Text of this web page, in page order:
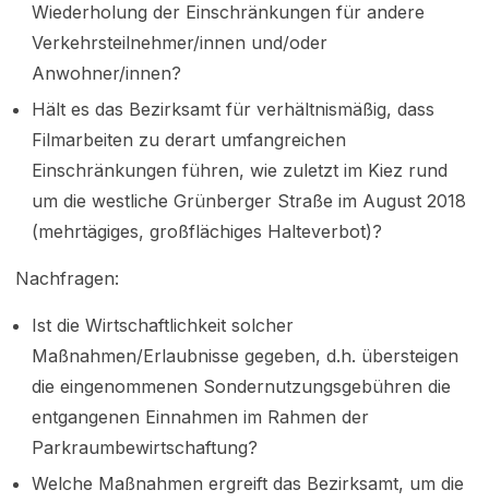
Wiederholung der Einschränkungen für andere
Verkehrsteilnehmer/innen und/oder
Anwohner/innen?
Hält es das Bezirksamt für verhältnismäßig, dass
Filmarbeiten zu derart umfangreichen
Einschränkungen führen, wie zuletzt im Kiez rund
um die westliche Grünberger Straße im August 2018
(mehrtägiges, großflächiges Halteverbot)?
Nachfragen:
Ist die Wirtschaftlichkeit solcher
Maßnahmen/Erlaubnisse gegeben, d.h. übersteigen
die eingenommenen Sondernutzungsgebühren die
entgangenen Einnahmen im Rahmen der
Parkraumbewirtschaftung?
Welche Maßnahmen ergreift das Bezirksamt, um die